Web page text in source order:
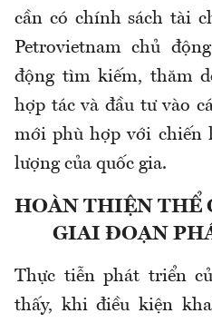
cần có chính sách tài
Petrovietnam chủ
động tìm kiếm, thăm
hợp tác và đầu tư vào
mới phù hợp với chiến
lượng của quốc gia.
HOÀN THIỆN THỂ
GIAI ĐOẠN
Thực tiễn phát triển
thấy, khi điều kiện